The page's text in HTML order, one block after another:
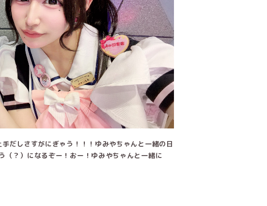
だしさすがにぎゃう！！！ゆみやちゃんと一緒の日
（？）になるぞー！おー！ゆみやちゃんと一緒に